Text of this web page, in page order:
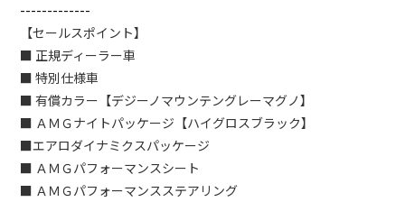
-------------
【セールスポイント】
■ 正規ディーラー車
■ 特別仕様車
■ 有償カラー【デジーノマウンテングレーマグノ】
■ ＡＭＧナイトパッケージ【ハイグロスブラック】
■エアロダイナミクスパッケージ
■ ＡＭＧパフォーマンスシート
■ ＡＭＧパフォーマンスステアリング